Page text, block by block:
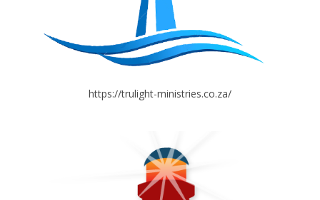
https://trulight-ministries.co.za/